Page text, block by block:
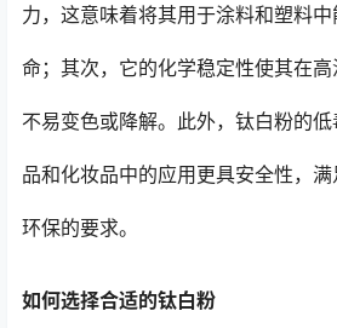
力，这意味着将其用于涂料和塑料
命；其次，它的化学稳定性使其在
不易变色或降解。此外，钛白粉的
品和化妆品中的应用更具安全性，
环保的要求。
如何选择合适的钛白粉